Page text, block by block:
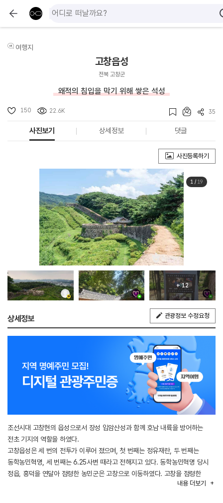
여행지
고창읍성
전북 고창군
왜적의 침입을 막기 위해 쌓은 석성
150 22.6K 35
사진보기 상세정보 댓글
사진등록하기
1/ 19
+ 12
상세정보 관광정보 수정요청
조선시대 고창현의 읍성으로서 장성 입암산성과 함께 호남 내륙을 방어하는
전초 기지의 역할을 하였다.
고창읍성은 세 번의 전투가 이루어 졌으며, 첫 번째는 정유재란, 두 번째는
동학농민혁명, 세 번째는 6.25사변 때라고 전해지고 있다. 동학농민혁명 당시
정읍, 흥덕을 연달아 점령한 농민군은 고창으로 이동하였다. 고창을 점령한
농민군은 고창읍성 내의 옥문(獄門)을 열어 죄수를 풀어주고, 읍성 앞에 살며
내용 더보기